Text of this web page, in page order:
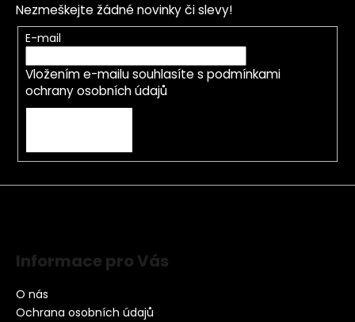
Nezmeškejte žádné novinky či slevy!
E-mail
Vložením e-mailu souhlasíte s podmínkami
ochrany osobních údajů
Informace pro Vás
O nás
Ochrana osobních údajů